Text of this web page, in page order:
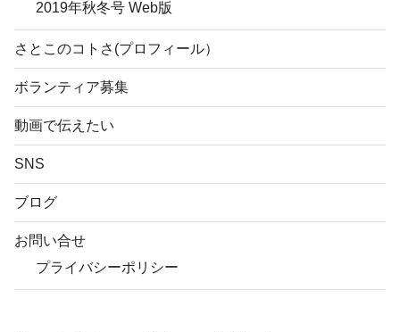
2019年秋冬号 Web版
さとこのコトさ(プロフィール）
ボランティア募集
動画で伝えたい
SNS
ブログ
お問い合せ
プライバシーポリシー